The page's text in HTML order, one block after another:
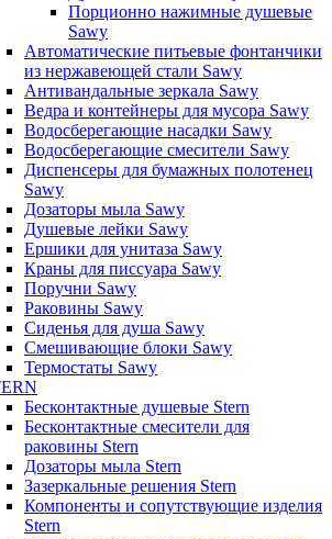
Порционно нажимные душевые
Sawy
Автоматические питьевые фонтанчики
из нержавеющей стали Sawy
Антивандальные зеркала Sawy
Ведра и контейнеры для мусора Sawy
Водосберегающие насадки Sawy
Водосберегающие смесители Sawy
Диспенсеры для бумажных полотенец
Sawy
Дозаторы мыла Sawy
Душевые лейки Sawy
Ершики для унитаза Sawy
Краны для писсуара Sawy
Поручни Sawy
Раковины Sawy
Сиденья для душа Sawy
Смешивающие блоки Sawy
Термостаты Sawy
Бесконтактные душевые Stern
Бесконтактные смесители для
раковины Stern
Дозаторы мыла Stern
Зазеркальные решения Stern
Компоненты и сопутствующие изделия
Stern